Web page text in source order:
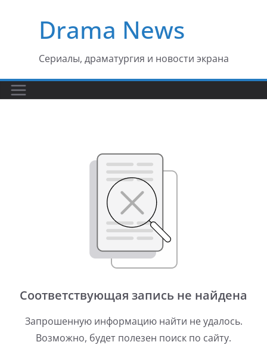
содержимомуDrama News
Сериалы, драматургия и новости экрана
Соответствующая запись не найдена
Запрошенную информацию найти не удалось.
Возможно, будет полезен поиск по сайту.